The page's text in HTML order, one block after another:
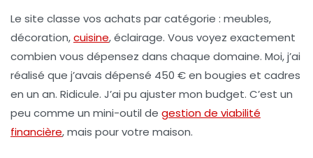
Le site classe vos achats par catégorie : meubles,
décoration,cuisine, éclairage. Vous voyez exactement
combien vous dépensez dans chaque domaine. Moi, j’ai
réalisé que j’avais dépensé 450 € en bougies et cadres
en un an. Ridicule. J’ai pu ajuster mon budget. C’est un
peu comme un mini-outil de gestion de viabilité
financière, mais pour votre maison.